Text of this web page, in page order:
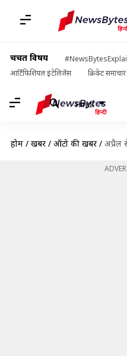
चर्चित विषय
आर्टिफिशियल इंटेलिजेंस
क्रिकेट समाचार
Hindi
होम / खबरें / ऑटो की खबरें / अप्रैल से 8